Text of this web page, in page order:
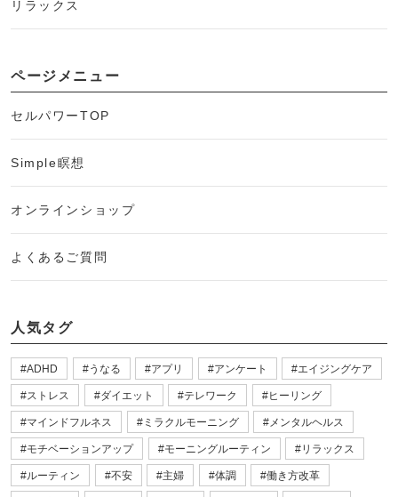
リラックス
ページメニュー
セルパワーTOP
Simple瞑想
オンラインショップ
よくあるご質問
人気タグ
ADHD うなる アプリ アンケート エイジングケア
ストレス ダイエット テレワーク ヒーリング
マインドフルネス ミラクルモーニング メンタルヘルス
モチベーションアップ モーニングルーティン リラックス
ルーティン 不安 主婦 体調 働き方改革